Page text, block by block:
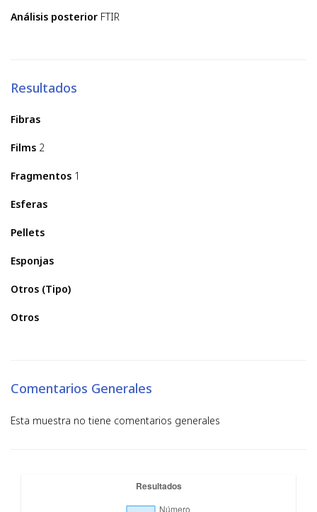
Análisis posterior FTIR
Resultados
Fibras
Films 2
Fragmentos 1
Esferas
Pellets
Esponjas
Otros (Tipo)
Otros
Comentarios Generales
Esta muestra no tiene comentarios generales